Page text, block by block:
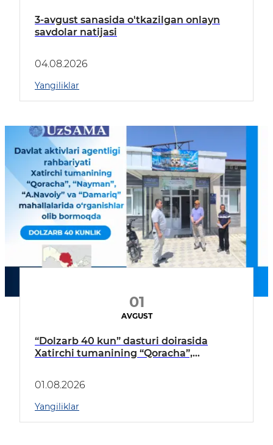
3-avgust sanasida o'tkazilgan onlayn
savdolar natijasi
04.08.2026
Yangiliklar
01
AVGUST
“Dolzarb 40 kun” dasturi doirasida
Xatirchi tumanining “Qoracha”,
borildi
01.08.2026
Yangiliklar